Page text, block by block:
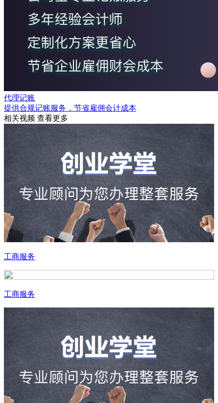
代理记账
提供合规记账服务，节省雇佣会计成本
相关视频 查看更多
工商服务
工商服务